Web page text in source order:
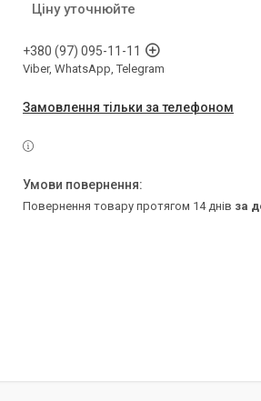
Ціну уточнюйте
+380 (97) 095-11-11
Viber, WhatsApp, Telegram
Замовлення тільки за телефоном
повернення товару протягом 14 днів за